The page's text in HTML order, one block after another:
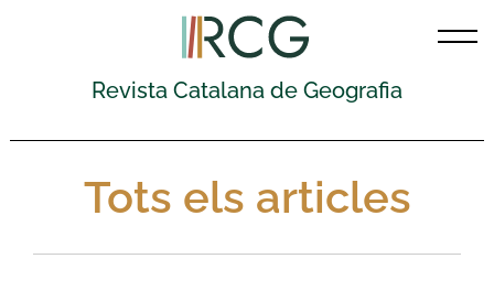
Revista Catalana de Geografia
Tots els articles